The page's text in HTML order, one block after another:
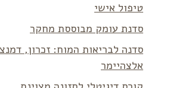
טיפול אישי
סדנת עומק מבוססת מחקר
סדנה לבריאות המוח: זכרון,
אלצהיימר